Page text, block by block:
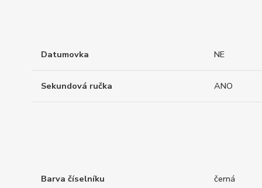
Datumovka NE
Sekundová ručka ANO
Barva číselníku černá